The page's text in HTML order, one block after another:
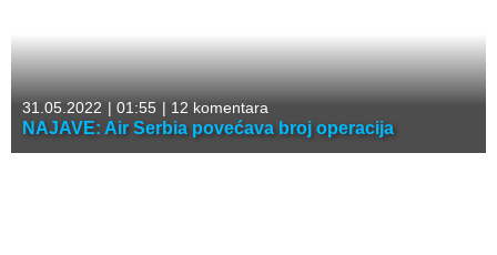
31.05.2022 | 01:55 | 12 komentara
NAJAVE: Air Serbia povećava broj operacija